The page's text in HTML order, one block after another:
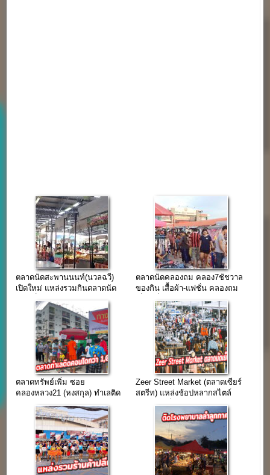
ตลาดนัดสะพานนนท์(นวลฉวี)
เปิดใหม่ แหล่งรวมกินตลาดนัด
ตลาดนัดคลองถม คลอง7ชัชวาล
ของกิน เสื้อผ้า-แฟชั่น คลองถม
ตลาดทรัพย์เพิ่ม ซอย
คลองหลวง21 (หงสกุล) ทำเลติด
คอนโดกว่า 1,000 ยูนิต
Zeer Street Market (ตลาดเซียร์
สตรีท) แหล่งช้อปหลากสไตล์
ตลาดนัดเย็นทำเลห้างดัง